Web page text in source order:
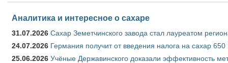
Аналитика и интересное о сахаре
31.07.2026 Сахар Земетчинского завода стал лауреатом
24.07.2026 Германия получит от введения налога на сахар
25.06.2026 Учёные Державинского доказали эффективность